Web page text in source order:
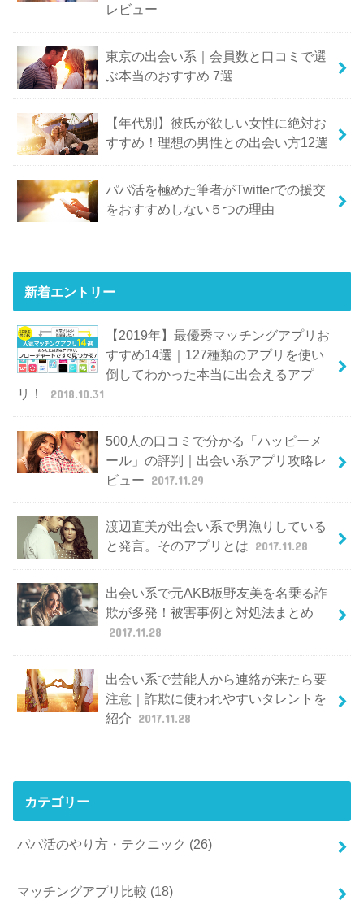
レビュー
東京の出会い系｜会員数と口コミで選
ぶ本当のおすすめ 7選
【年代別】彼氏が欲しい女性に絶対お
すすめ！理想の男性との出会い方12選
パパ活を極めた筆者がTwitterでの援交
をおすすめしない５つの理由
新着エントリー
【2019年】最優秀マッチングアプリお
すすめ14選｜127種類のアプリを使い
倒してわかった本当に出会えるアプ
リ！
2018.10.31
500人の口コミで分かる「ハッピーメ
ール」の評判｜出会い系アプリ攻略レ
ビュー 2017.11.29
渡辺直美が出会い系で男漁りしている
と発言。そのアプリとは 2017.11.28
出会い系で元AKB板野友美を名乗る詐
欺が多発！被害事例と対処法まとめ
2017.11.28
出会い系で芸能人から連絡が来たら要
注意｜詐欺に使われやすいタレントを
紹介 2017.11.28
カテゴリー
パパ活のやり方・テクニック (26)
マッチングアプリ比較 (18)